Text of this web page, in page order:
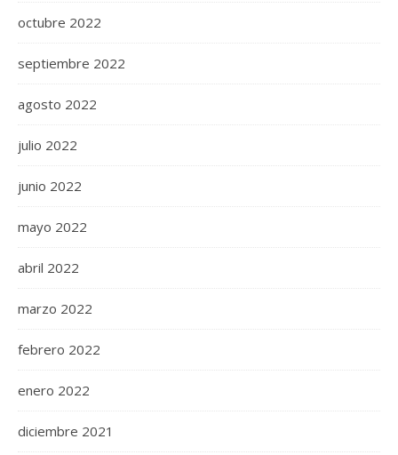
octubre 2022
septiembre 2022
agosto 2022
julio 2022
junio 2022
mayo 2022
abril 2022
marzo 2022
febrero 2022
enero 2022
diciembre 2021